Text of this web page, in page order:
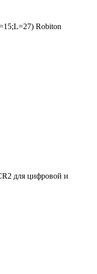
Robiton
для цифровой и